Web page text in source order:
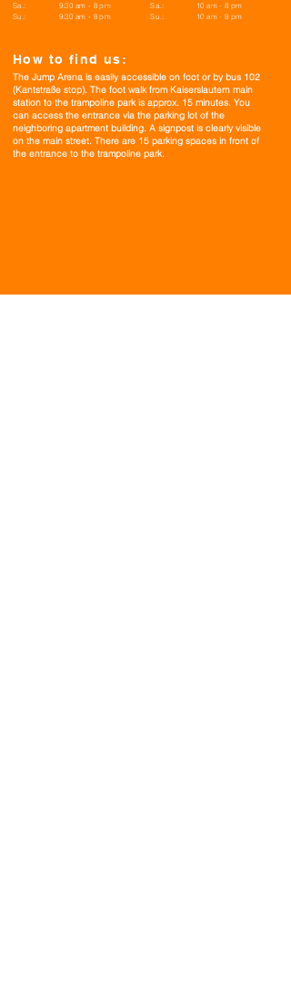
Sa.: 9:30 am - 8 pm Sa.: 10 am - 8 pm
Su.: 9:30 am - 8 pm Su.: 10 am - 8 pm
How to find us:
The Jump Arena is easily accessible on foot or by bus 102
(Kantstraße stop). The foot walk from Kaiserslautern main
station to the trampoline park is approx. 15 minutes. You
can access the entrance via the parking lot of the
neighboring apartment building. A signpost is clearly visible
on the main street. There are 15 parking spaces in front of
the entrance to the trampoline park.